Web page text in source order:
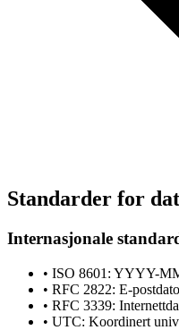
Standarder for
Internasjonale
• ISO 8601: YYYY-
• RFC 2822: E-
• RFC 3339:
• UTC: Koordinert